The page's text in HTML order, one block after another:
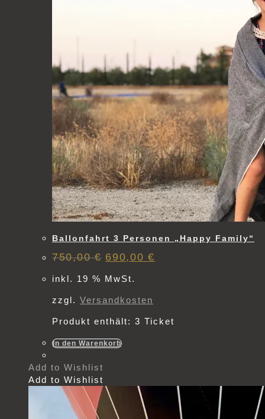
Ballonfahrt 3 Personen „Happy Family“
750,00€ Ursprünglicher
war:
690,00€
inkl. 19 % MwSt.
zzgl. Versandkosten
Produkt enthält: 3 Ticket
In den Warenkorb
Add to Wishlist
Add to Wishlist